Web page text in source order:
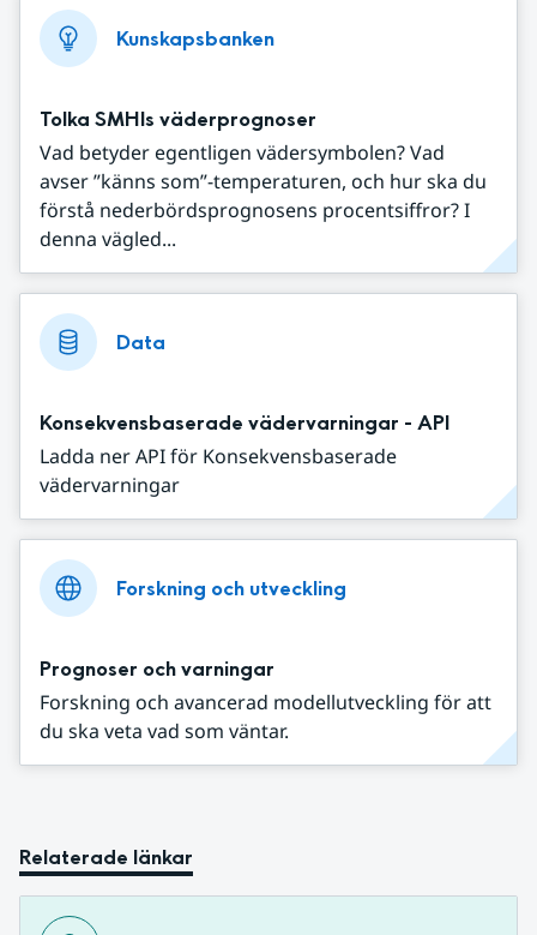
Kunskapsbanken
Tolka SMHIs väderprognoser
Vad betyder egentligen vädersymbolen? Vad
avser ”känns som”-temperaturen, och hur ska du
förstå nederbördsprognosens procentsiffror? I
denna vägled...
Data
Konsekvensbaserade vädervarningar - API
Ladda ner API för Konsekvensbaserade
vädervarningar
Forskning och utveckling
Prognoser och varningar
Forskning och avancerad modellutveckling för att
du ska veta vad som väntar.
Relaterade länkar